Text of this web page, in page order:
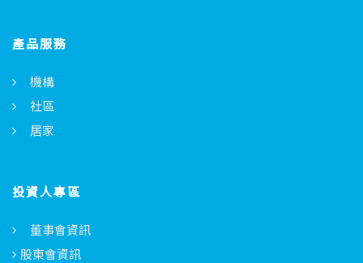
產品服務
機構
社區
居家
投資人專區
董事會資訊
股東會資訊